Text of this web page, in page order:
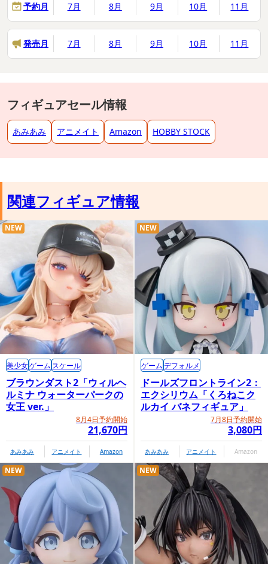
予約月 7月 8月 9月 10月 11月
発売月 7月 8月 9月 10月 11月
フィギュアセール情報
あみあみ アニメイト Amazon HOBBY STOCK
関連フィギュア情報
ブラウンダスト2「ウィルヘ
ルミナ ウォーターパークの
女王 ver.」
8月4日予約開始
21,670円
NEW
美少女ゲーム スケール
あみあみ アニメイト Amazon
ドールズフロントライン2：
エクシリウム「くろねこク
ルカイ バネフィギュア」
7月8日予約開始
3,080円
NEW
ゲームデフォルメ
あみあみ アニメイト Amazon
NEW NEW